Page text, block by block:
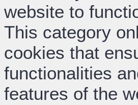
website to
This category
cookies that
functionalities
features of the